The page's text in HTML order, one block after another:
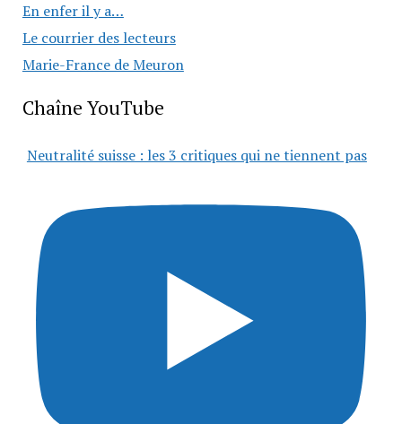
En enfer il y a…
Le courrier des lecteurs
Marie-France de Meuron
Chaîne YouTube
Neutralité suisse : les 3 critiques qui ne tiennent pas